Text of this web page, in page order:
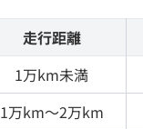
走行距離
1万km未満
1万km〜2万km